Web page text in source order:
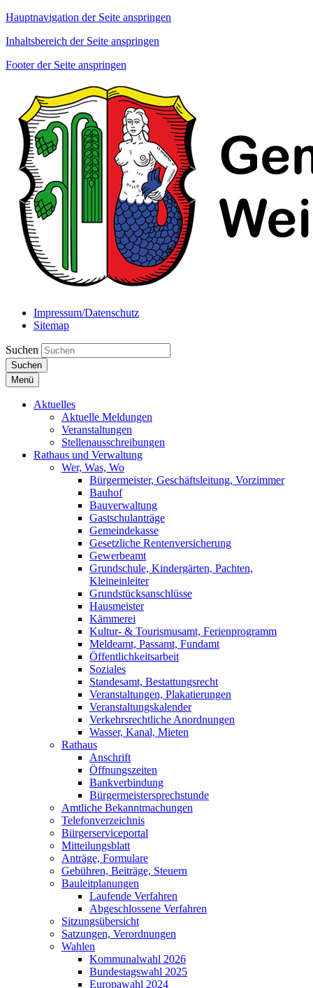
Hauptnavigation der Seite anspringen
Inhaltsbereich der Seite anspringen
Footer der Seite anspringen
Impressum/Datenschutz
Sitemap
Suchen
Suchen
Menü
Aktuelles
Aktuelle Meldungen
Veranstaltungen
Stellenausschreibungen
Rathaus und Verwaltung
Wer, Was, Wo
Bürgermeister, Geschäftsleitung, Vorzimmer
Bauhof
Bauverwaltung
Gastschulanträge
Gemeindekasse
Gesetzliche Rentenversicherung
Gewerbeamt
Grundschule, Kindergärten, Pachten,
Kleineinleiter
Grundstücksanschlüsse
Hausmeister
Kämmerei
Kultur- & Tourismusamt, Ferienprogramm
Meldeamt, Passamt, Fundamt
Öffentlichkeitsarbeit
Soziales
Standesamt, Bestattungsrecht
Veranstaltungen, Plakatierungen
Veranstaltungskalender
Verkehrsrechtliche Anordnungen
Wasser, Kanal, Mieten
Rathaus
Anschrift
Öffnungszeiten
Bankverbindung
Bürgermeistersprechstunde
Amtliche Bekanntmachungen
Telefonverzeichnis
Bürgerserviceportal
Mitteilungsblatt
Anträge, Formulare
Gebühren, Beiträge, Steuern
Bauleitplanungen
Laufende Verfahren
Abgeschlossene Verfahren
Sitzungsübersicht
Satzungen, Verordnungen
Wahlen
Kommunalwahl 2026
Bundestagswahl 2025
Europawahl 2024